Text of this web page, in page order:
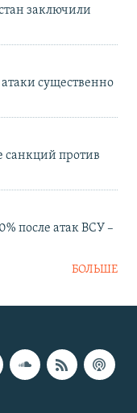
заключили
существенно
против
после атак ВСУ –
БОЛЬШЕ